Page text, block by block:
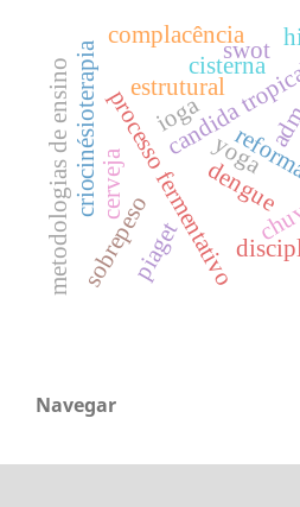
dengue
processo fermentativo
candida
estrutural
criocinésioterapia cisterna
metodologias de ensino ioga
yoga
sobrepeso
cerveja
swot
complacência
piaget
Navegar